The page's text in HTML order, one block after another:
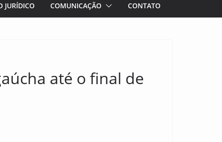
JURÍDICO COMUNICAÇÃO CONTATO
até o final de